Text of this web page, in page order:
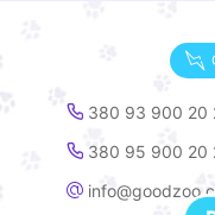
380 93 900 20
380 95 900 20